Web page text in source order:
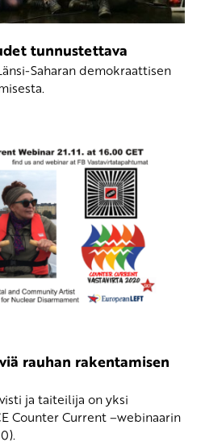
tunnustettava
Saharan demokraattisen
rauhan rakentamisen
ja taiteilija on yksi
Counter Current –webinaarin